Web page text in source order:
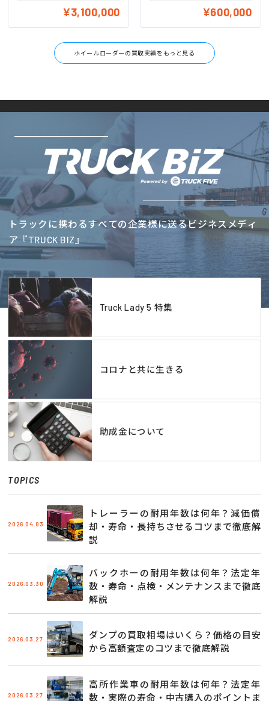
¥3,100,000 ¥600,000
ホイールローダーの買取実績をもっと見る
トラックに携わるすべての企業様に送るビジネスメディ
ア『TRUCK BIZ』
Truck Lady 5 特集
コロナと共に生きる
助成金について
TOPICS
2026.04.03
トレーラーの耐用年数は何年？減価償
却・寿命・長持ちさせるコツまで徹底解
説
2026.03.30
バックホーの耐用年数は何年？法定年
数・寿命・点検・メンテナンスまで徹底
解説
2026.03.27
ダンプの買取相場はいくら？価格の目安
から高額査定のコツまで徹底解説
2026.03.27
高所作業車の耐用年数は何年？法定年
数・実際の寿命・中古購入のポイントま